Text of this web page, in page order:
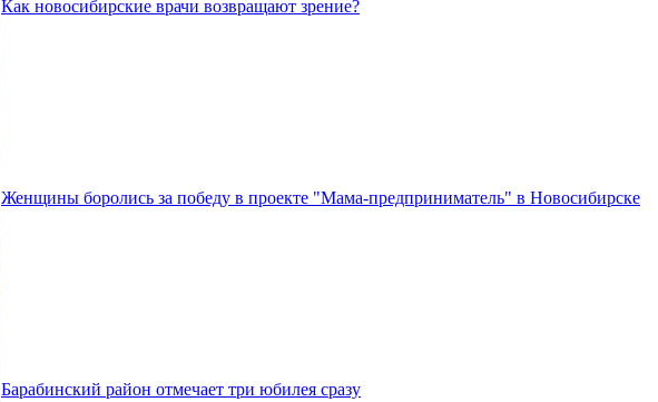
Как новосибирские врачи возвращают зрение?
Женщины боролись за победу в проекте "Мама-предприниматель" в Новосибирске
Барабинский район отмечает три юбилея сразу